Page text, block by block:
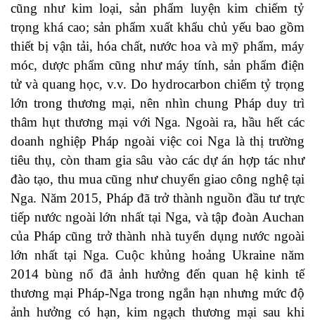
cũng như kim loại, sản phẩm luyện kim chiếm tỷ
trọng khá cao; sản phẩm xuất khẩu chủ yếu bao gồm
thiết bị vận tải, hóa chất, nước hoa và mỹ phẩm, máy
móc, dược phẩm cũng như máy tính, sản phẩm điện
tử và quang học, v.v. Do hydrocarbon chiếm tỷ trọng
lớn trong thương mại, nên nhìn chung Pháp duy trì
thâm hụt thương mại với Nga. Ngoài ra, hầu hết các
doanh nghiệp Pháp ngoài việc coi Nga là thị trường
tiêu thụ, còn tham gia sâu vào các dự án hợp tác như
đào tạo, thu mua cũng như chuyển giao công nghệ tại
Nga. Năm 2015, Pháp đã trở thành nguồn đầu tư trực
tiếp nước ngoài lớn nhất tại Nga, và tập đoàn Auchan
của Pháp cũng trở thành nhà tuyển dụng nước ngoài
lớn nhất tại Nga. Cuộc khủng hoảng Ukraine năm
2014 bùng nổ đã ảnh hưởng đến quan hệ kinh tế
thương mại Pháp-Nga trong ngắn hạn nhưng mức độ
ảnh hưởng có hạn, kim ngạch thương mại sau khi